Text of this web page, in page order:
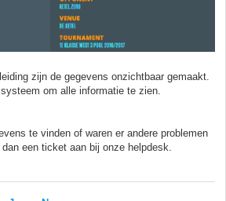
zijn de gegevens onzichtbaar gemaakt.
om alle informatie te zien.
te vinden of waren er andere problemen
een ticket aan bij onze helpdesk.